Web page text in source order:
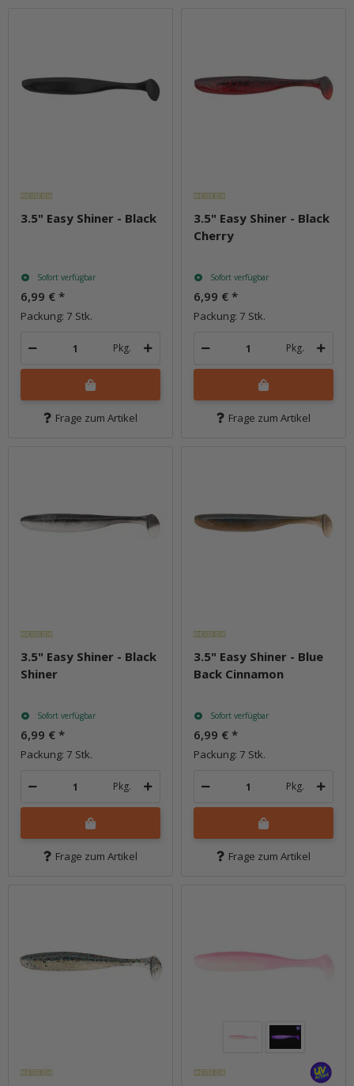
3.5" Easy Shiner - Black
Sofort verfügbar
6,99 € *
Packung: 7 Stk.
Pkg.
Frage zum Artikel
3.5" Easy Shiner - Black
Cherry
Sofort verfügbar
6,99 € *
Packung: 7 Stk.
Pkg.
Frage zum Artikel
3.5" Easy Shiner - Black
Shiner
Sofort verfügbar
6,99 € *
Packung: 7 Stk.
Pkg.
Frage zum Artikel
3.5" Easy Shiner - Blue
Back Cinnamon
Sofort verfügbar
6,99 € *
Packung: 7 Stk.
Pkg.
Frage zum Artikel